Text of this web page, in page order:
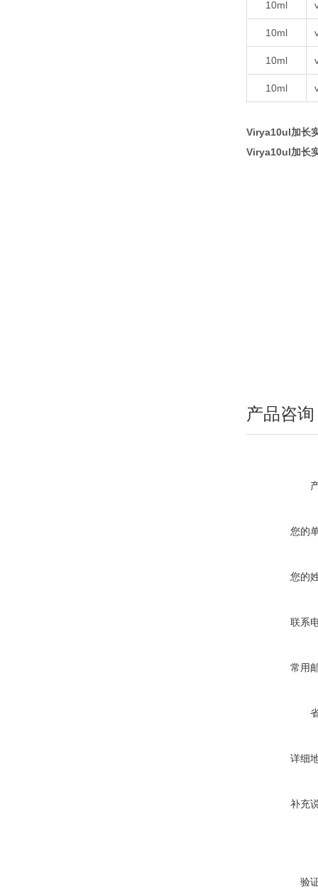
10ml
10ml
10ml
10ml
Virya10ul加长
Virya10ul加长
产品咨询
您的
您的
联系
常用
详细
补充
验